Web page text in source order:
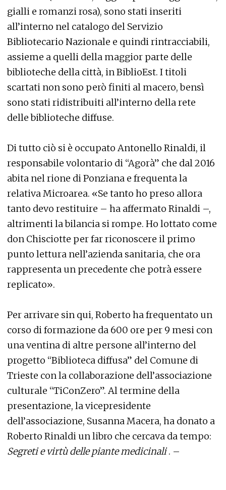
gialli e romanzi rosa), sono stati inseriti
all’interno nel catalogo del Servizio
Bibliotecario Nazionale e quindi rintracciabili,
assieme a quelli della maggior parte delle
biblioteche della città, in BiblioEst. I titoli
scartati non sono però finiti al macero, bensì
sono stati ridistribuiti all’interno della rete
delle biblioteche diffuse.
Di tutto ciò si è occupato Antonello Rinaldi, il
responsabile volontario di “Agorà” che dal 2016
abita nel rione di Ponziana e frequenta la
relativa Microarea. «Se tanto ho preso allora
tanto devo restituire – ha affermato Rinaldi –,
altrimenti la bilancia si rompe. Ho lottato come
don Chisciotte per far riconoscere il primo
punto lettura nell’azienda sanitaria, che ora
rappresenta un precedente che potrà essere
replicato».
Per arrivare sin qui, Roberto ha frequentato un
corso di formazione da 600 ore per 9 mesi con
una ventina di altre persone all’interno del
progetto “Biblioteca diffusa” del Comune di
Trieste con la collaborazione dell’associazione
culturale “TiConZero”. Al termine della
presentazione, la vicepresidente
dell’associazione, Susanna Macera, ha donato a
Roberto Rinaldi un libro che cercava da tempo:
Segreti e virtù delle piante medicinali. –